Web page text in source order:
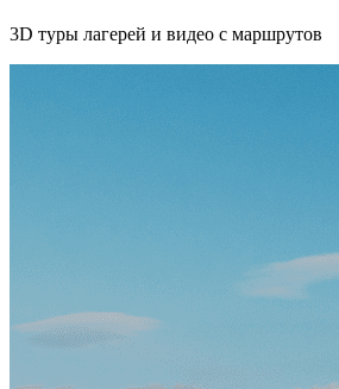
3D туры лагерей и видео с маршрутов